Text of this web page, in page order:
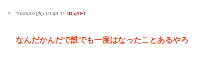
1 : 26/06/02(火) 19:49:15 ID:qYFT
なんだかんだで誰でも一度はなったことあるやろ